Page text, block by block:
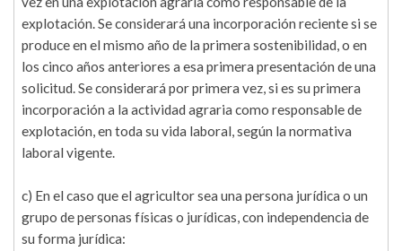
explotación. Se considerará una incorporación reciente si se
produce en el mismo año de la primera sostenibilidad, o en
los cinco años anteriores a esa primera presentación de una
solicitud. Se considerará por primera vez, si es su primera
incorporación a la actividad agraria como responsable de
explotación, en toda su vida laboral, según la normativa
laboral vigente.
c) En el caso que el agricultor sea una persona jurídica o un
grupo de personas físicas o jurídicas, con independencia de
su forma jurídica: